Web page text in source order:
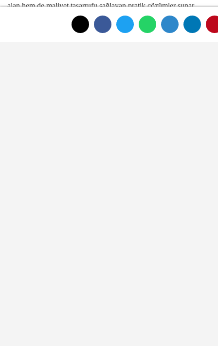
alan hem de maliyet tasarrufu sağlayan pratik çözümler sunar.
Özellikle sınırlı depolama alanına sahip işletmeler ve bireyler için,